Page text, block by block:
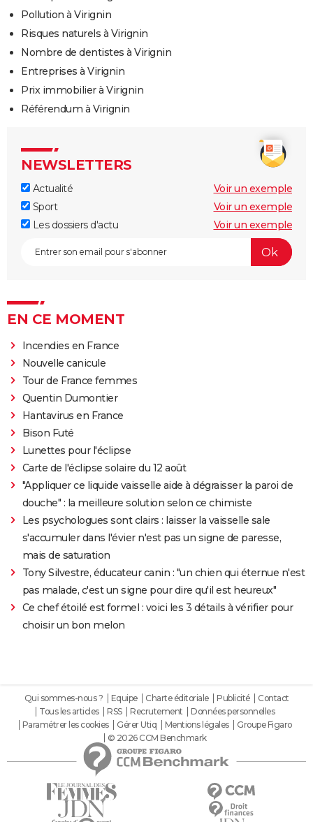
Pollution à Virignin
Risques naturels à Virignin
Nombre de dentistes à Virignin
Entreprises à Virignin
Prix immobilier à Virignin
Référendum à Virignin
NEWSLETTERS
Actualité
Voir un exemple
Sport
Voir un exemple
Les dossiers d'actu
Voir un exemple
EN CE MOMENT
Incendies en France
Nouvelle canicule
Tour de France femmes
Quentin Dumontier
Hantavirus en France
Bison Futé
Lunettes pour l'éclipse
Carte de l'éclipse solaire du 12 août
"Appliquer ce liquide vaisselle aide à dégraisser la paroi de
douche" : la meilleure solution selon ce chimiste
Les psychologues sont clairs : laisser la vaisselle sale
s'accumuler dans l'évier n'est pas un signe de paresse,
mais de saturation
Tony Silvestre, éducateur canin : "un chien qui éternue n'est
pas malade, c'est un signe pour dire qu'il est heureux"
Ce chef étoilé est formel : voici les 3 détails à vérifier pour
choisir un bon melon
Qui sommes-nous ? Equipe Charte éditoriale Publicité
Contact
Tous les articles
RSS Recrutement
Données personnelles
Paramétrer les cookies
Gérer Utiq Mentions légales
Groupe Figaro
© 2026 CCM Benchmark